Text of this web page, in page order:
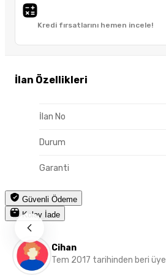
Kredi fırsatlarını hemen incele!
İlan Özellikleri
İlan No
Durum
Garanti
Güvenli Ödeme
Kolay İade
Cihan
Tem 2017 tarihinden beri üye